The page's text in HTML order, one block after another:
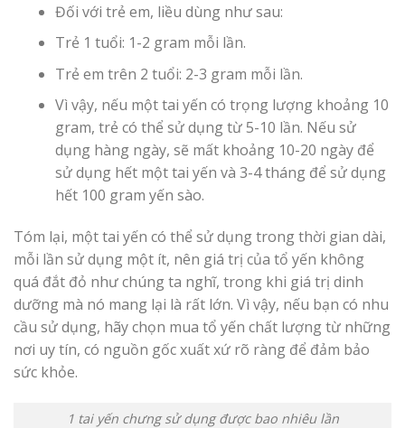
Đối với trẻ em, liều dùng như sau:
Trẻ 1 tuổi: 1-2 gram mỗi lần.
Trẻ em trên 2 tuổi: 2-3 gram mỗi lần.
Vì vậy, nếu một tai yến có trọng lượng khoảng 10
gram, trẻ có thể sử dụng từ 5-10 lần. Nếu sử
dụng hàng ngày, sẽ mất khoảng 10-20 ngày để
sử dụng hết một tai yến và 3-4 tháng để sử dụng
hết 100 gram yến sào.
Tóm lại, một tai yến có thể sử dụng trong thời gian dài,
mỗi lần sử dụng một ít, nên giá trị của tổ yến không
quá đắt đỏ như chúng ta nghĩ, trong khi giá trị dinh
dưỡng mà nó mang lại là rất lớn. Vì vậy, nếu bạn có nhu
cầu sử dụng, hãy chọn mua tổ yến chất lượng từ những
nơi uy tín, có nguồn gốc xuất xứ rõ ràng để đảm bảo
sức khỏe.
1 tai yến chưng sử dụng được bao nhiêu lần